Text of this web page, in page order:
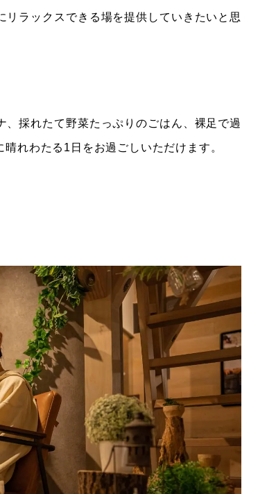
リラックスできる場を提供していきたいと思
採れたて野菜たっぷりのごはん、裸足で過
れわたる1日をお過ごしいただけます。